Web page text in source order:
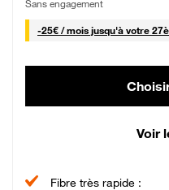
Sans engagement
-25€ / mois25 € par mois
jusqu'à votre
Voir
Fibre très rapide :